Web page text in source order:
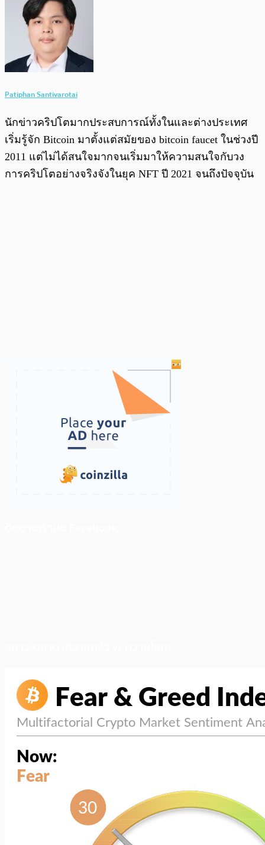
Patiphan Santivarotai
นักข่าวคริปโตมากประสบการณ์ทั้งในและต่างประเทศ
เริ่มรู้จัก Bitcoin มาตั้งแต่สมัยของ bitcoin faucet ในช่วงปี
2011 แต่ไม่ได้สนใจมากจนเริ่มมาให้ความสนใจกับวง
การคริปโตอย่างจริงจังในยุค NFT ปี 2021 จนถึงปัจจุบัน